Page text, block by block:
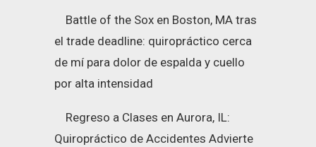
Battle of the Sox en Boston, MA tras
el trade deadline: quiropráctico cerca
de mí para dolor de espalda y cuello
por alta intensidad
Regreso a Clases en Aurora, IL:
Quiropráctico de Accidentes Advierte